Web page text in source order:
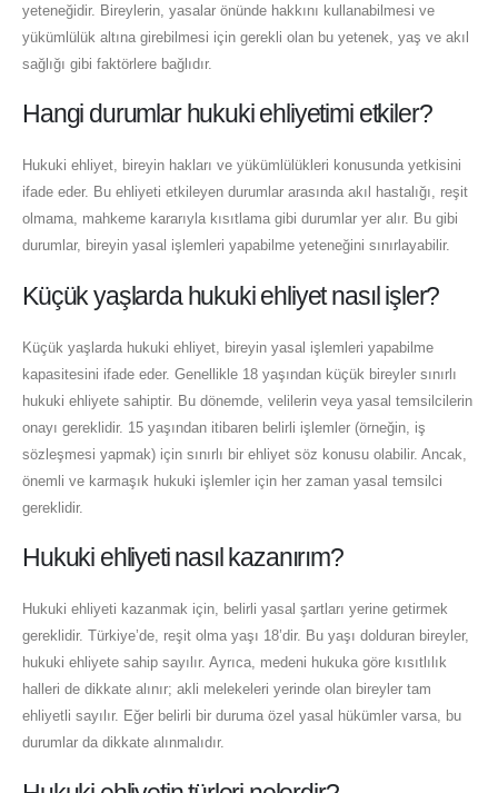
yeteneğidir. Bireylerin, yasalar önünde hakkını kullanabilmesi ve
yükümlülük altına girebilmesi için gerekli olan bu yetenek, yaş ve akıl
sağlığı gibi faktörlere bağlıdır.
Hangi durumlar hukuki ehliyetimi etkiler?
Hukuki ehliyet, bireyin hakları ve yükümlülükleri konusunda yetkisini
ifade eder. Bu ehliyeti etkileyen durumlar arasında akıl hastalığı, reşit
olmama, mahkeme kararıyla kısıtlama gibi durumlar yer alır. Bu gibi
durumlar, bireyin yasal işlemleri yapabilme yeteneğini sınırlayabilir.
Küçük yaşlarda hukuki ehliyet nasıl işler?
Küçük yaşlarda hukuki ehliyet, bireyin yasal işlemleri yapabilme
kapasitesini ifade eder. Genellikle 18 yaşından küçük bireyler sınırlı
hukuki ehliyete sahiptir. Bu dönemde, velilerin veya yasal temsilcilerin
onayı gereklidir. 15 yaşından itibaren belirli işlemler (örneğin, iş
sözleşmesi yapmak) için sınırlı bir ehliyet söz konusu olabilir. Ancak,
önemli ve karmaşık hukuki işlemler için her zaman yasal temsilci
gereklidir.
Hukuki ehliyeti nasıl kazanırım?
Hukuki ehliyeti kazanmak için, belirli yasal şartları yerine getirmek
gereklidir. Türkiye’de, reşit olma yaşı 18’dir. Bu yaşı dolduran bireyler,
hukuki ehliyete sahip sayılır. Ayrıca, medeni hukuka göre kısıtlılık
halleri de dikkate alınır; akli melekeleri yerinde olan bireyler tam
ehliyetli sayılır. Eğer belirli bir duruma özel yasal hükümler varsa, bu
durumlar da dikkate alınmalıdır.